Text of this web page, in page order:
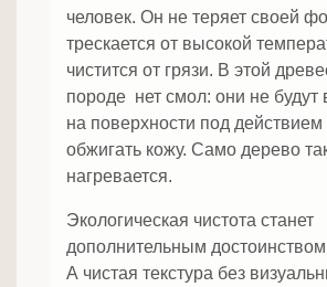
человек. Он не теряет своей
трескается от высокой
чистится от грязи. В этой
породе нет смол: они не будут
на поверхности под
обжигать кожу. Само дерево
нагревается.
Экологическая чистота станет
дополнительным
А чистая текстура без